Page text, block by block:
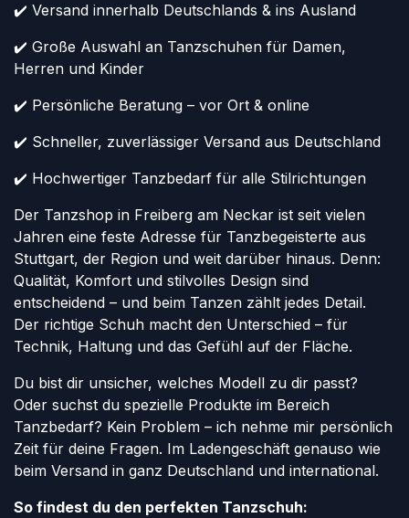
✔️ Versand innerhalb Deutschlands & ins Ausland
✔️ Große Auswahl an Tanzschuhen für Damen,
Herren und Kinder
✔️ Persönliche Beratung – vor Ort & online
✔️ Schneller, zuverlässiger Versand aus Deutschland
✔️ Hochwertiger Tanzbedarf für alle Stilrichtungen
Der Tanzshop in Freiberg am Neckar ist seit vielen
Jahren eine feste Adresse für Tanzbegeisterte aus
Stuttgart, der Region und weit darüber hinaus. Denn:
Qualität, Komfort und stilvolles Design sind
entscheidend – und beim Tanzen zählt jedes Detail.
Der richtige Schuh macht den Unterschied – für
Technik, Haltung und das Gefühl auf der Fläche.
Du bist dir unsicher, welches Modell zu dir passt?
Oder suchst du spezielle Produkte im Bereich
Tanzbedarf? Kein Problem – ich nehme mir persönlich
Zeit für deine Fragen. Im Ladengeschäft genauso wie
beim Versand in ganz Deutschland und international.
So findest du den perfekten Tanzschuh: